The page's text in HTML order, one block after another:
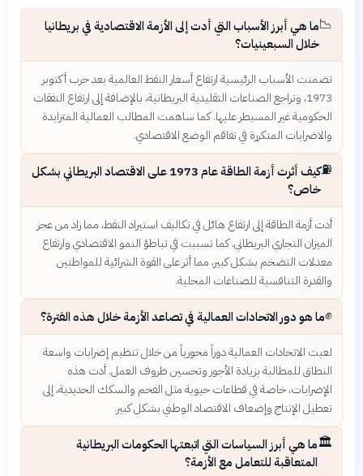
📉ما هي أبرز الأسباب التي أدت إلى الأزمة الاقتصادية في بريطانيا
خلال السبعينيات؟
تضمنت الأسباب الرئيسية ارتفاع أسعار النفط العالمية بعد حرب أكتوبر
1973، وتراجع الصناعات التقليدية البريطانية، بالإضافة إلى ارتفاع النفقات
الحكومية غير المسيطر عليها. كما ساهمت المطالب العمالية المتزايدة
والاضرابات المتكررة في تفاقم الوضع الاقتصادي.
⛽
كيف أثرت أزمة الطاقة عام 1973 على الاقتصاد البريطاني بشكل
خاص؟
أدت أزمة الطاقة إلى ارتفاع هائل في تكاليف استيراد النفط، مما زاد من عجز
الميزان التجاري البريطاني. كما تسببت في تباطؤ النمو الاقتصادي وارتفاع
معدلات التضخم بشكل كبير، مما أثر على القوة الشرائية للمواطنين
والقدرة التنافسية للصناعات المحلية.
✊ما هو دور الاتحادات العمالية في تصاعد الأزمة خلال هذه الفترة؟
لعبت الاتحادات العمالية دوراً محورياً من خلال تنظيم إضرابات واسعة
النطاق للمطالبة بزيادة الأجور وتحسين ظروف العمل. أدت هذه
الإضرابات، خاصة في قطاعات حيوية مثل الفحم والسكك الحديدية، إلى
تعطيل الإنتاج وإضعاف الاقتصاد الوطني بشكل كبير.
🏛️ما هي أبرز السياسات التي اتبعتها الحكومات البريطانية
المتعاقبة للتعامل مع الأزمة؟